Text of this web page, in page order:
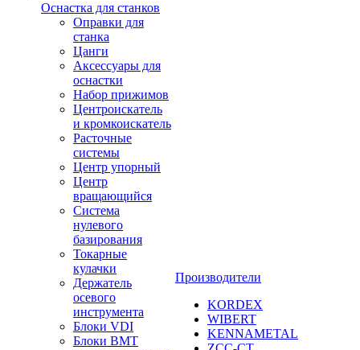
Оснастка для станков
Оправки для
станка
Цанги
Аксессуары для
оснастки
Набор прижимов
Центроискатель
и кромкоискатель
Расточные
системы
Центр упорный
Центр
вращающийся
Система
нулевого
базирования
Токарные
кулачки
Держатель
осевого
инструмента
Блоки VDI
Блоки BMT
Производители
KORDEX
WIBERT
KENNAMETAL